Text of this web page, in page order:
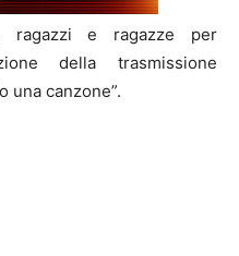
ragazzi e ragazze per
della trasmissione
una canzone”.